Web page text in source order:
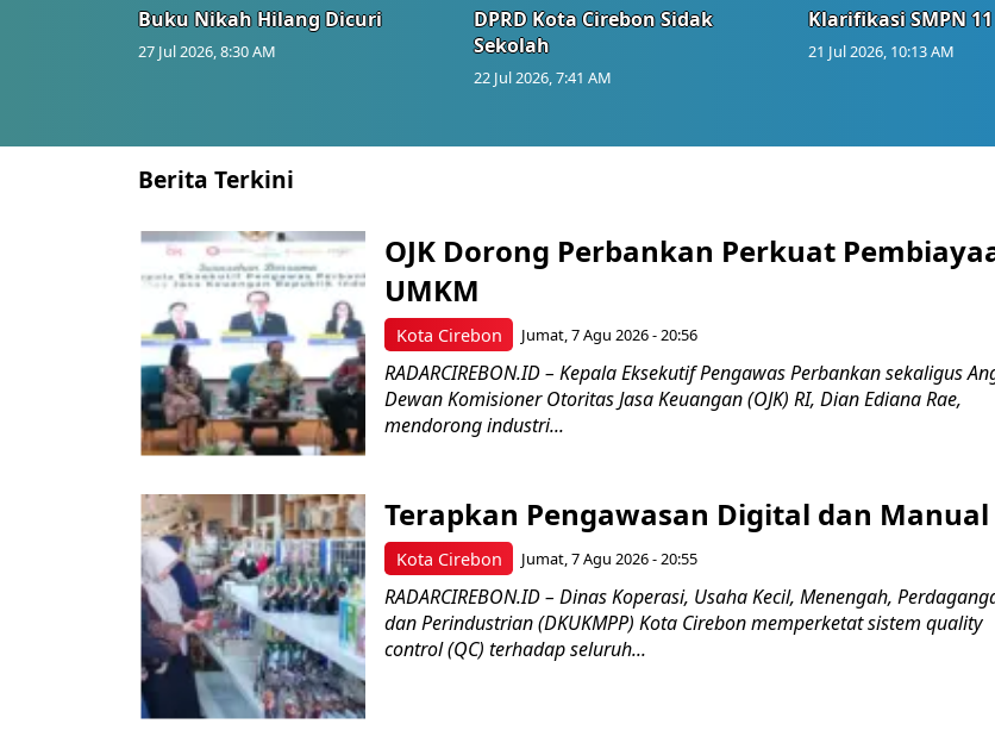
Buku Nikah Hilang Dicuri
27 Jul 2026, 8:30 AM
DPRD Kota Cirebon Sidak
Sekolah
22 Jul 2026, 7:41 AM
Klarifikasi SMPN
21 Jul 2026, 10:13 AM
Berita Terkini
Kota Cirebon
OJK Dorong Perbankan Perkuat
UMKM
Jumat, 7 Agu 2026 - 20:56
RADARCIREBON.ID – Kepala Eksekutif Pengawas Perbankan sekaligus
Dewan Komisioner Otoritas Jasa Keuangan (OJK) RI, Dian Ediana Rae,
mendorong industri...
Kota Cirebon
Terapkan Pengawasan Digital dan Manual
Jumat, 7 Agu 2026 - 20:55
RADARCIREBON.ID – Dinas Koperasi, Usaha Kecil, Menengah,
dan Perindustrian (DKUKMPP) Kota Cirebon memperketat sistem quality
control (QC) terhadap seluruh...